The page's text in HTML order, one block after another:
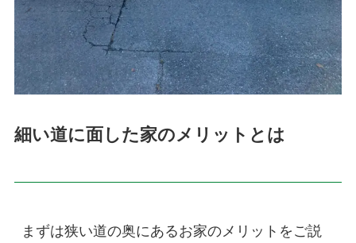
細い道に面した家のメリットとは
まずは狭い道の奥にあるお家のメリットをご説